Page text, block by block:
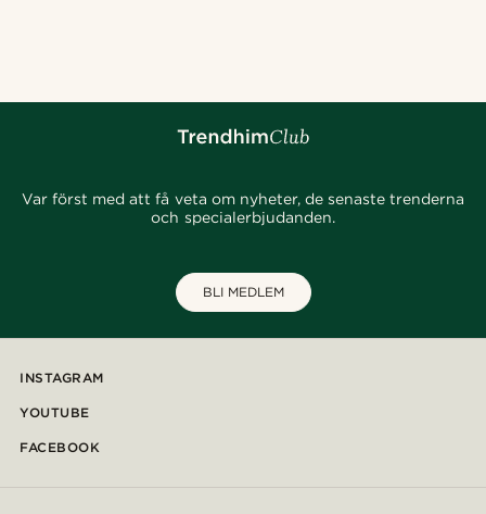
Var först med att få veta om nyheter, de senaste trenderna
och specialerbjudanden.
BLI MEDLEM
INSTAGRAM
YOUTUBE
FACEBOOK